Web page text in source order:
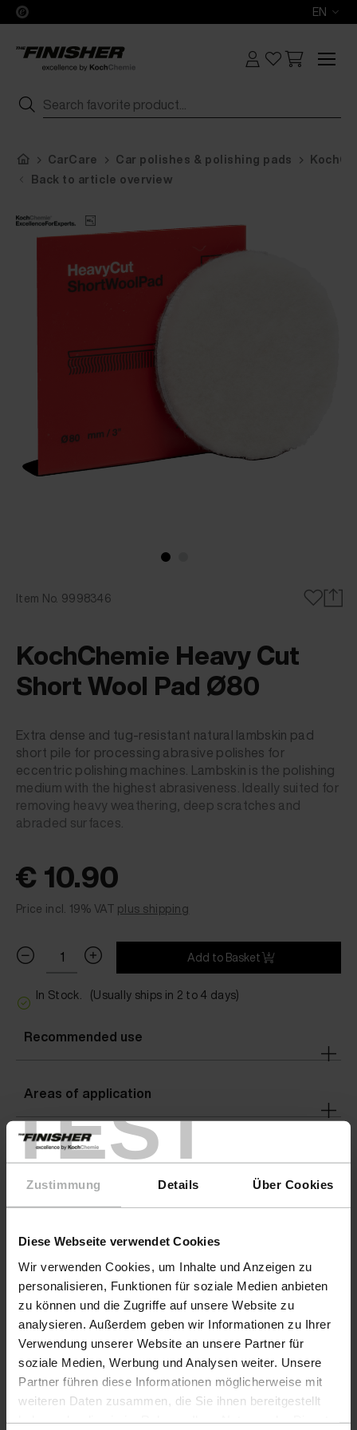
TEST
Zustimmung Details Über Cookies
Diese Webseite verwendet Cookies
Wir verwenden Cookies, um Inhalte und Anzeigen zu
personalisieren, Funktionen für soziale Medien anbieten
zu können und die Zugriffe auf unsere Website zu
analysieren. Außerdem geben wir Informationen zu Ihrer
Verwendung unserer Website an unsere Partner für
soziale Medien, Werbung und Analysen weiter. Unsere
Partner führen diese Informationen möglicherweise mit
weiteren Daten zusammen, die Sie ihnen bereitgestellt
EN
CarCare Car polishes & polishing pads
Back to article overview
Item No. 9998346
KochChemie Heavy Cut
Short Wool Pad Ø80
Extra dense and tug-resistant natural lambskin pad
short pile for processing abrasive polishes for
eccentric polishing machines. Lambskin is the polishing
medium with the highest abrasiveness. Ideally suited for
removing heavy weathering, deep scratches and
abraded surfaces.
€ 10.90
Price incl. 19% VAT plus shipping
Add to Basket
In Stock. (Usually ships in 2 to 4 days)
Recommended use
Areas of application
Warnings
Warnings